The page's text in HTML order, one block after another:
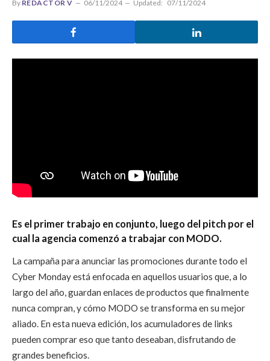
By REDACTOR V 06/11/2024 Updated: 07/11/2024
Es el primer trabajo en conjunto, luego del pitch por el
cual la agencia comenzó a trabajar con MODO.
La campaña para anunciar las promociones durante todo el
Cyber Monday está enfocada en aquellos usuarios que, a lo
largo del año, guardan enlaces de productos que finalmente
nunca compran, y cómo MODO se transforma en su mejor
aliado. En esta nueva edición, los acumuladores de links
pueden comprar eso que tanto deseaban, disfrutando de
grandes beneficios.